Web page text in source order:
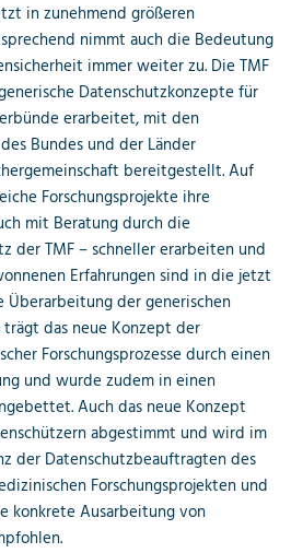
in zunehmend größeren
nimmt auch die Bedeutung
immer weiter zu. Die TMF
Datenschutzkonzepte für
erarbeitet, mit den
Bundes und der Länder
bereitgestellt. Auf
Forschungsprojekte ihre
mit Beratung durch die
der TMF – schneller erarbeiten und
Erfahrungen sind in die jetzt
der generischen
trägt das neue Konzept der
Forschungsprozesse durch einen
und wurde zudem in einen
Auch das neue Konzept
abgestimmt und wird im
der Datenschutzbeauftragten des
Forschungsprojekten und
konkrete Ausarbeitung von